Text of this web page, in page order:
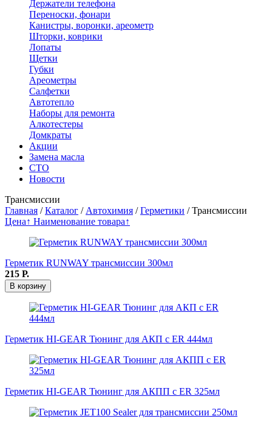
Держатели телефона
Переноски, фонари
Канистры, воронки, ареометр
Шторки, коврики
Лопаты
Щетки
Губки
Ареометры
Салфетки
Автотепло
Наборы для ремонта
Алкотестеры
Домкраты
Акции
Замена масла
СТО
Новости
Трансмиссии
Главная /Каталог / Автохимия /Герметики /Трансмиссии
Цена↑ Наименование товара↑
Герметик RUNWAY трансмиссии 300мл
215 Р.
В корзину
Герметик HI-GEAR Тюнинг для АКП с ER 444мл
Герметик HI-GEAR Тюнинг для АКПП с ER 325мл